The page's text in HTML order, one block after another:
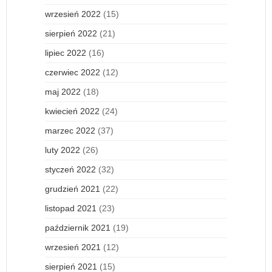
wrzesień 2022 (15)
sierpień 2022 (21)
lipiec 2022 (16)
czerwiec 2022 (12)
maj 2022 (18)
kwiecień 2022 (24)
marzec 2022 (37)
luty 2022 (26)
styczeń 2022 (32)
grudzień 2021 (22)
listopad 2021 (23)
październik 2021 (19)
wrzesień 2021 (12)
sierpień 2021 (15)